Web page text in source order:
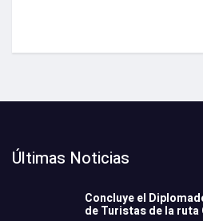
Últimas Noticias
Concluye el
de Turistas de la